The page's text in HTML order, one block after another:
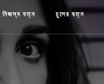
নিজস্ব যত্ন চুলের যত্ন